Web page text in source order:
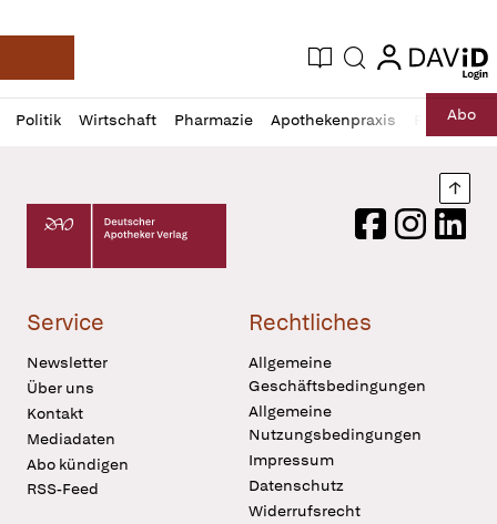
Deutsche Apotheker Zeitung
Aktuelle Ausgabe
Suche login
login
Politik Wirtschaft Pharmazie Apothekenpraxis RechtAbo
Profil
öffnen
Daz
Pur
Deutscher Apotheker Verlag Logo
FacebookInstagram
Service
Newsletter
Über uns
Kontakt
Mediadaten
Abo kündigen
RSS-Feed
Rechtliches
Allgemeine
Geschäftsbedingungen
Allgemeine
Nutzungsbedingungen
Impressum
Datenschutz
Widerrufsrecht